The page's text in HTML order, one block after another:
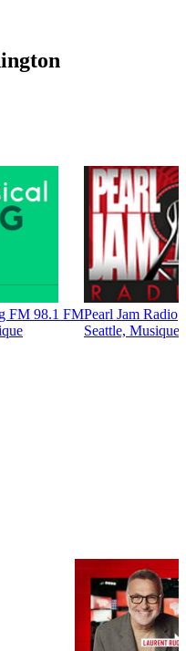
FM 98.1 FMPearl Jam Radio
Seattle,